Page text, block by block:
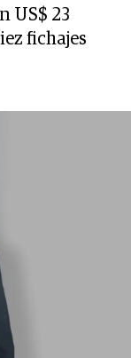
US$ 23
fichajes